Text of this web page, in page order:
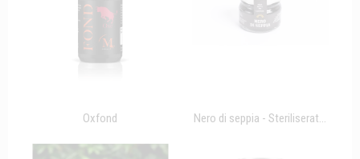
Oxfond Nero di seppia - Steriliserat...